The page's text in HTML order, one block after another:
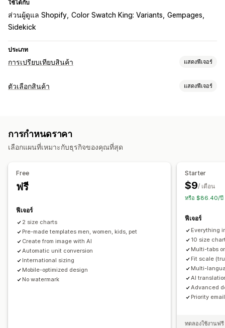
ใช้ได้กับ
ส่วนผู้ดูแล Shopify Color Swatch King: Variants Gempages
Sidekick
ประเภท
การเปรียบเทียบสินค้า แสดงฟีเจอร์
เครื่องมือเปรียบเทียบ
กรองและจัดเรียง
เน้นความแตกต่าง
การวิเคราะห์
ตัวเลือกการแสดงผล
เครื่องมือแก้ไขการลากและวาง
CSS ที่กำหนดเอง
ข้อความที่กำหนดเอง
เทมเพลต
หลายภาษา การแปล
การเปลี่ยนรูปแบบตามการแสดงผลบนมือถือ
ตัวเลือกสินค้า แสดงฟีเจอร์
การอัปโหลดไฟล์ เลือกได้หลายรายการ
CSS ที่กำหนดเอง
HTML ที่กำหนดเอง
การกำหนดราคา
เลือกแผนที่เหมาะกับธุรกิจของคุณที่สุด
Free
ฟรี
ฟีเจอร์
2 size charts
Pre-made templates men, women, kids, pet
Create from image with AI
Automatic unit conversion
International sizing
Mobile-optimized design
No watermark
Starter
$9/ เดือน
หรือ $86.40/ปี
ฟีเจอร์
Everything
10 size
Multi-tabs
Fit scale
Multi-
AI
Advanced
Priority
ทดลองใช้งานฟ